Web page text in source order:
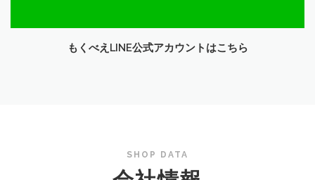
もくべえLINE公式アカウントはこちら
SHOP DATA